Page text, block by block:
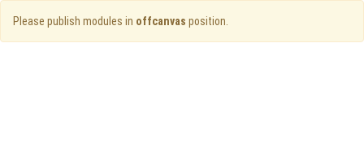
Please publish modules in offcanvas position.